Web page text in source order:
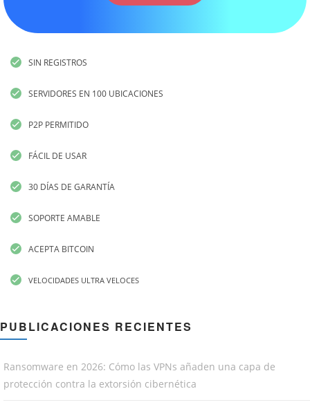
SIN REGISTROS
SERVIDORES EN 100 UBICACIONES
P2P PERMITIDO
FÁCIL DE USAR
30 DÍAS DE GARANTÍA
SOPORTE AMABLE
ACEPTA BITCOIN
VELOCIDADES ULTRA VELOCES
PUBLICACIONES RECIENTES
Ransomware en 2026: Cómo las VPNs añaden una capa de
protección contra la extorsión cibernética